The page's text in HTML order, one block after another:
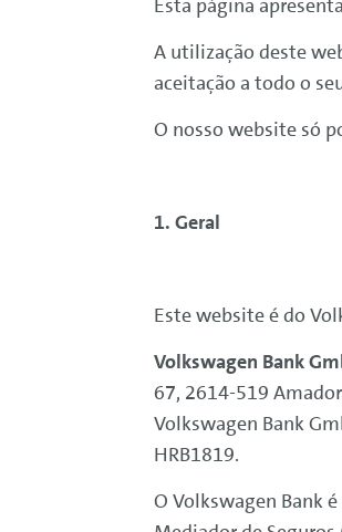
Esta página
A utilização deste
aceitação a todo o
O nosso website só
1. Geral
Este website é do
Volkswagen Bank
67, 2614-519
Volkswagen Bank
HRB1819.
O Volkswagen Banké